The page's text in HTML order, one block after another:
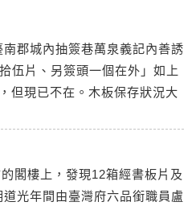
郡城內抽簽巷萬泉義記內善誘
伍片、另簽頭一個在外」如上
但現已不在。木板保存狀況大
閣樓上，發現12箱經書板片及
光年間由臺灣府六品銜職員盧